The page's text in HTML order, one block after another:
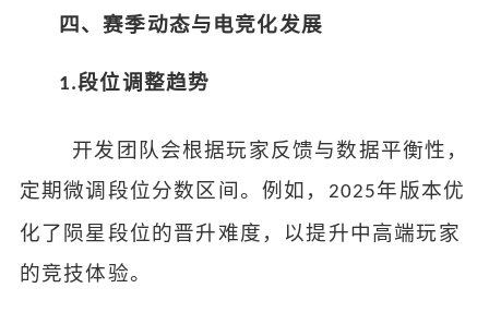
四、赛季动态与电竞化发展
1.段位调整趋势
开发团队会根据玩家反馈与数据平衡性，
定期微调段位分数区间。例如， 2025年版本优
化了陨星段位的晋升难度，以提升中高端玩家
的竞技体验。